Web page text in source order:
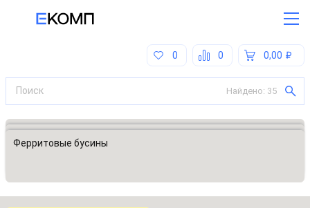
0,00
0
0
Найдено: 35
Все категории
Фильтры
Ферритовые бусины